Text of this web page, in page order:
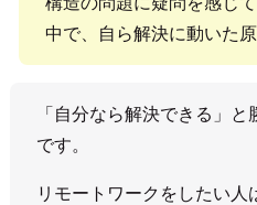
中で、自ら解決に動いた
「自分なら解決できる」
です。
リモートワークをしたい